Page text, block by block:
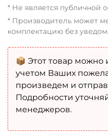
* Не является публичной
* Производитель может
комплектацию без
📦 Этот товар можно
учетом Ваших
произведем и
Подробности
менеджеров.